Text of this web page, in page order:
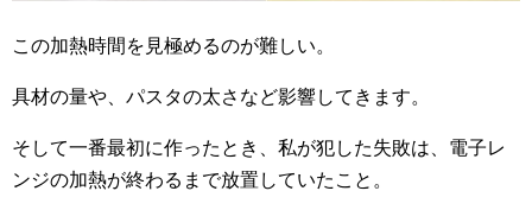
この加熱時間を見極めるのが難しい。
具材の量や、パスタの太さなど影響してきます。
そして一番最初に作ったとき、私が犯した失敗は、電子レ
ンジの加熱が終わるまで放置していたこと。